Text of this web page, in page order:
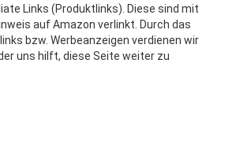
Links (Produktlinks). Diese sind mit
auf Amazon verlinkt. Durch das
bzw. Werbeanzeigen verdienen wir
uns hilft, diese Seite weiter zu